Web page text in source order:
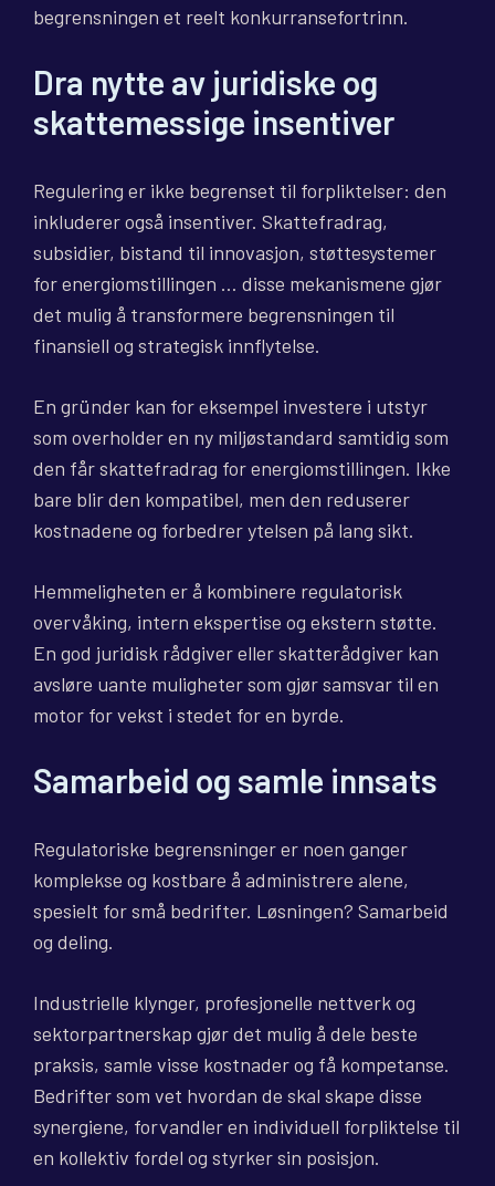
begrensningen et reelt konkurransefortrinn.
Dra nytte av juridiske og
skattemessige insentiver
Regulering er ikke begrenset til forpliktelser: den
inkluderer også insentiver. Skattefradrag,
subsidier, bistand til innovasjon, støttesystemer
for energiomstillingen … disse mekanismene gjør
det mulig å transformere begrensningen til
finansiell og strategisk innflytelse.
En gründer kan for eksempel investere i utstyr
som overholder en ny miljøstandard samtidig som
den får skattefradrag for energiomstillingen. Ikke
bare blir den kompatibel, men den reduserer
kostnadene og forbedrer ytelsen på lang sikt.
Hemmeligheten er å kombinere regulatorisk
overvåking, intern ekspertise og ekstern støtte.
En god juridisk rådgiver eller skatterådgiver kan
avsløre uante muligheter som gjør samsvar til en
motor for vekst i stedet for en byrde.
Samarbeid og samle innsats
Regulatoriske begrensninger er noen ganger
komplekse og kostbare å administrere alene,
spesielt for små bedrifter. Løsningen? Samarbeid
og deling.
Industrielle klynger, profesjonelle nettverk og
sektorpartnerskap gjør det mulig å dele beste
praksis, samle visse kostnader og få kompetanse.
Bedrifter som vet hvordan de skal skape disse
synergiene, forvandler en individuell forpliktelse til
en kollektiv fordel og styrker sin posisjon.